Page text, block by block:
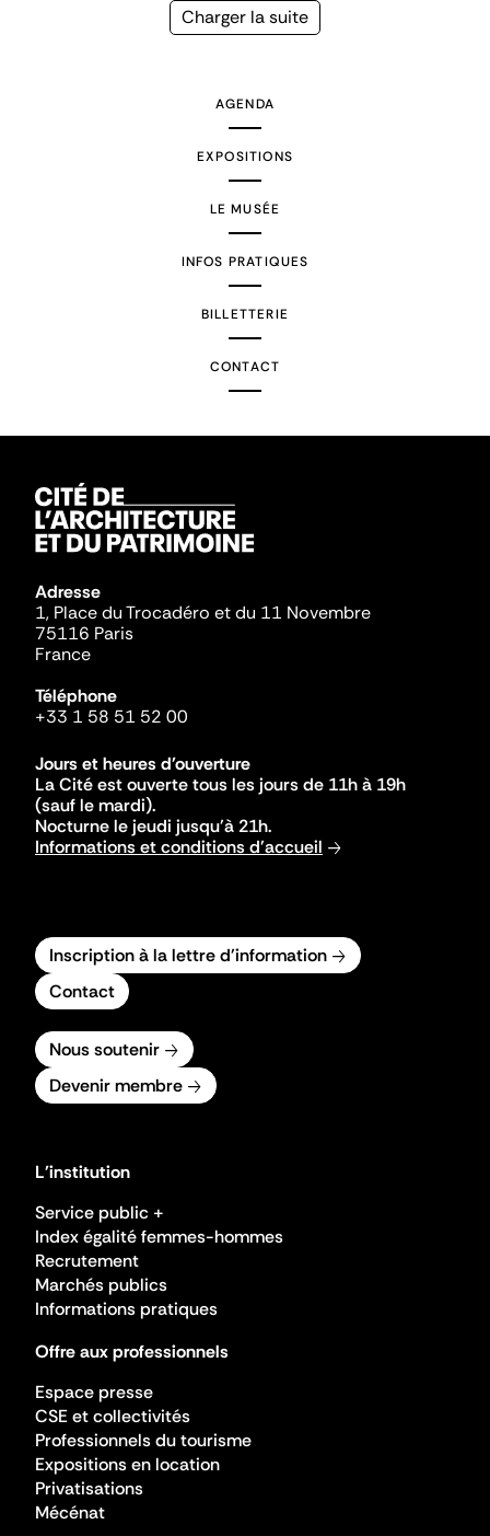
Page
Charger la suite
AGENDA
EXPOSITIONS
LE MUSÉE
INFOS PRATIQUES
BILLETTERIE
CONTACT
Adresse
1, Place du Trocadéro et du 11 Novembre
75116 Paris
France
Téléphone
+33 1 58 51 52 00
Jours et heures d'ouverture
La Cité est ouverte tous les jours de 11h à 19h
(sauf le mardi).
Nocturne le jeudi jusqu'à 21h.
Informations et conditions d'accueil
Inscription à la lettre d'information
Contact
Nous soutenir
Devenir membre
L'institution
Service public +
Index égalité femmes-hommes
Recrutement
Marchés publics
Informations pratiques
Offre aux professionnels
Espace presse
CSE et collectivités
Professionnels du tourisme
Expositions en location
Privatisations
Mécénat